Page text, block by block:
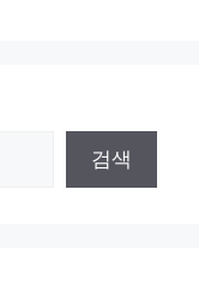
검색